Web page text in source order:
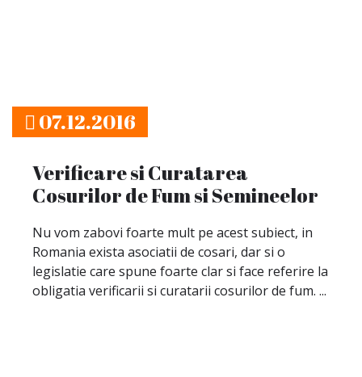
07.12.2016
Verificare si Curatarea
Cosurilor de Fum si Semineelor
Nu vom zabovi foarte mult pe acest subiect, in
Romania exista asociatii de cosari, dar si o
legislatie care spune foarte clar si face referire la
obligatia verificarii si curatarii cosurilor de fum. ...